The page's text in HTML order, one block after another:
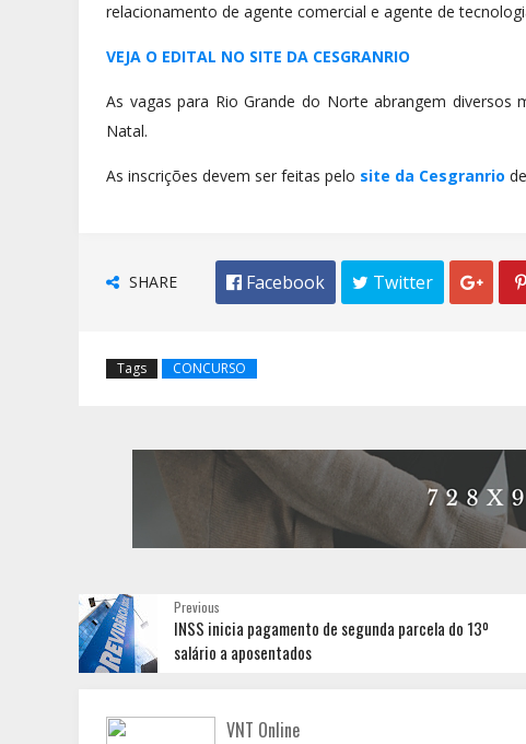
relacionamento de agente comercial e agente de
VEJA O EDITAL NO SITE DA CESGRANRIO
As vagas para Rio Grande do Norte abrangem diversos
Natal.
As inscrições devem ser feitas pelo site da Cesgranrio
SHARE  Facebook  Twitter  
Tags CONCURSO
Previous
INSS inicia pagamento de segunda parcela do 13º
salário a aposentados
VNT Online